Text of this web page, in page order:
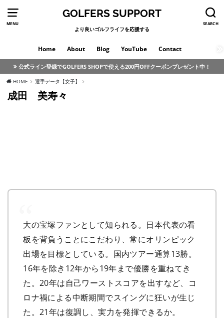
MENU SEARCH
GOLFERS SUPPORT
より良いゴルフライフを応援する
Home About Blog YouTube Contact
公式ライン登録でGOLFERS SHOPで使える200円OFFクーポンプレゼント中！
HOME 選手データ【女子】
成田 美寿々
大の宝塚ファンとして知られる。日本代表の看
板を背負うことにこだわり、常にオリンピック
出場を目標としている。国内ツアー通算13勝。
16年を除き12年から19年まで優勝を重ねてき
た。20年は自己ワーストスコアを出すなど、コ
ロナ禍による中断期間でスイングに狂いが生じ
た。21年は復調し、実力を発揮できるか。